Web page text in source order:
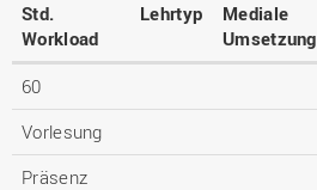
Std.
Workload
Lehrtyp
Mediale
Umsetzung
60
Vorlesung
Präsenz